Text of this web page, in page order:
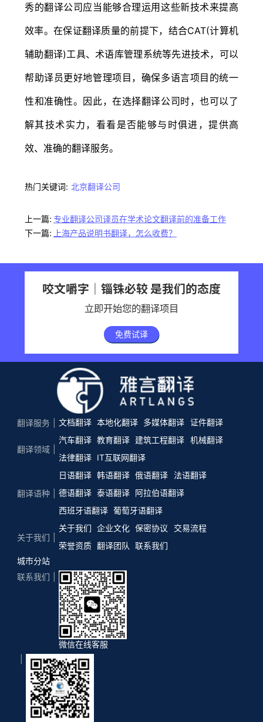
秀的翻译公司应当能够合理运用这些新技术来提高
效率。在保证翻译质量的前提下，结合CAT(计算机
辅助翻译)工具、术语库管理系统等先进技术，可以
帮助译员更好地管理项目，确保多语言项目的统一
性和准确性。因此，在选择翻译公司时，也可以了
解其技术实力，看看是否能够与时俱进，提供高
效、准确的翻译服务。
热门关键词: 北京翻译公司
上一篇: 专业翻译公司译员在学术论文翻译前的准备工作
下一篇: 上海产品说明书翻译，怎么收费？
咬文嚼字｜锱铢必较 是我们的态度
立即开始您的翻译项目
免费试译
翻译服务 文档翻译 本地化翻译 多媒体翻译 证件翻译
翻译领域
汽车翻译 教育翻译 建筑工程翻译 机械翻译
法律翻译
IT互联网翻译
翻译语种
日语翻译 韩语翻译 俄语翻译
法语翻译
德语翻译 泰语翻译 阿拉伯语翻译
西班牙语翻译 葡萄牙语翻译
关于我们
关于我们 企业文化 保密协议
交易流程
荣誉资质 翻译团队
联系我们
城市分站
联系我们
微信在线客服